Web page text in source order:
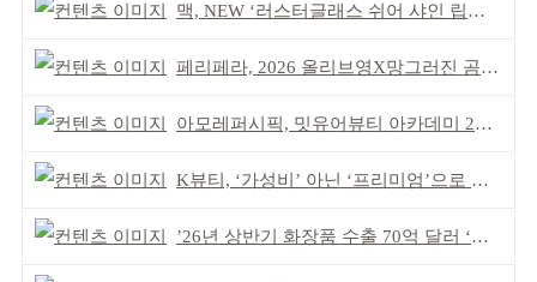
맥, NEW ‘러스터글래스 쉬어 샤인 립스틱’ 출시
페리페라, 2026 올리브영X망그러진 곰 콜라보
아모레퍼시픽, 밋유어뷰티 아카데미 2기 발대식
K뷰티, ‘가성비’ 아닌 ‘프리미엄’으로 승부걸어야
’26년 상반기 화장품 수출 70억 달러 ‘역대 최고’